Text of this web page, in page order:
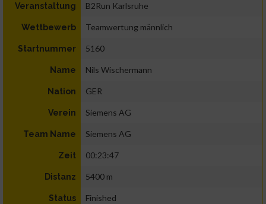
Veranstaltung B2Run Karlsruhe
Wettbewerb Teamwertung männlich
Startnummer 5160
Name Nils Wischermann
Nation GER
Verein Siemens AG
Team Name Siemens AG
Zeit 00:23:47
Distanz 5400 m
Status Finished